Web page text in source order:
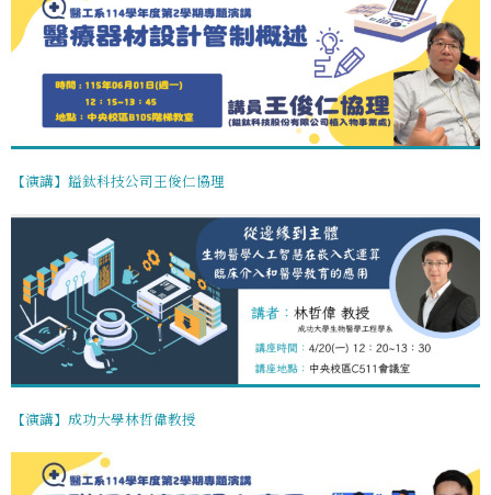
【演講】鎰鈦科技公司王俊仁協理
【演講】成功大學林哲偉教授